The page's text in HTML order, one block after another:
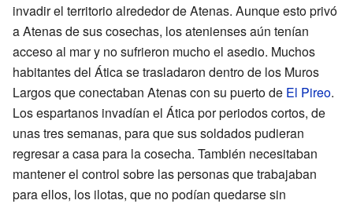
invadir el territorio alrededor de Atenas. Aunque esto privó
a Atenas de sus cosechas, los atenienses aún tenían
acceso al mar y no sufrieron mucho el asedio. Muchos
habitantes del Ática se trasladaron dentro de los Muros
Largos que conectaban Atenas con su puerto de El Pireo.
Los espartanos invadían el Ática por periodos cortos, de
unas tres semanas, para que sus soldados pudieran
regresar a casa para la cosecha. También necesitaban
mantener el control sobre las personas que trabajaban
para ellos, los ilotas, que no podían quedarse sin